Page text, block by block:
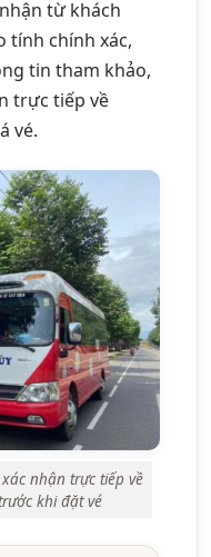
từ khách
tính chính xác,
tin tham khảo,
trực tiếp về
vé.
nhận trực tiếp về
khi đặt vé